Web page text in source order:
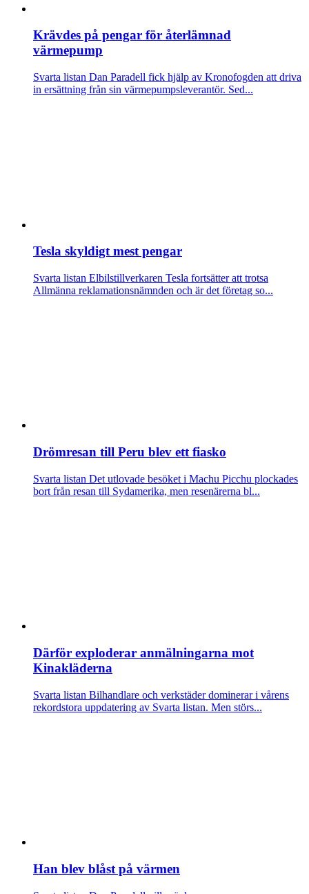
Krävdes på pengar för återlämnad
värmepump
Svarta listan Dan Paradell fick hjälp av Kronofogden att driva
in ersättning från sin värmepumpsleverantör. Sed...
Tesla skyldigt mest pengar
Svarta listan Elbilstillverkaren Tesla fortsätter att trotsa
Allmänna reklamationsnämnden och är det företag so...
Drömresan till Peru blev ett fiasko
Svarta listan Det utlovade besöket i Machu Picchu plockades
bort från resan till Sydamerika, men resenärerna bl...
Därför exploderar anmälningarna mot
Kinakläderna
Svarta listan Bilhandlare och verkstäder dominerar i vårens
rekordstora uppdatering av Svarta listan. Men störs...
Han blev blåst på värmen